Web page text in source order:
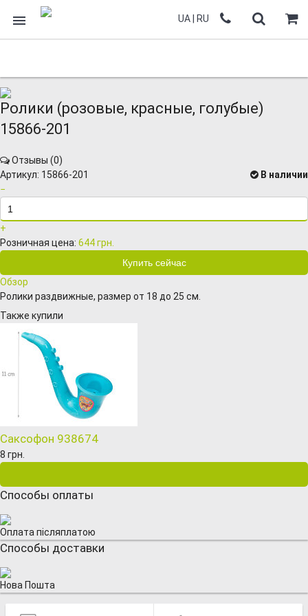
UA RU
Ролики (розовые, красные, голубые)
15866-201
Отзывы (0)
Артикул: 15866-201
В наличии
−
+
Розничная цена: 644 грн.
Обзор
Ролики раздвижные, размер от 18 до 25 см.
Также купили
Саксофон 938674
8 грн.
Способы оплаты
Оплата післяплатою
Способы доставки
Нова Пошта